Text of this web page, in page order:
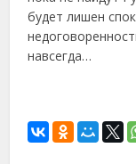
будет лишен
навсегда…